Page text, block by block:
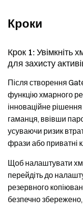
Кроки
Крок 1: Увімкніть
для захисту
Після створення
функцію хмарного
інноваційне
гаманця, ввівши
усуваючи ризик
фрази або приватні
Щоб налаштувати
перейдіть до
резервного
безпечно